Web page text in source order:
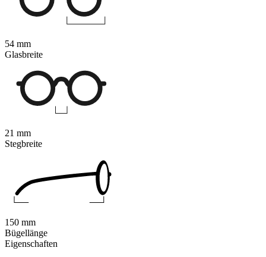
Eigenschaften
54 mm
Glasbreite
21 mm
Stegbreite
150 mm
Bügellänge